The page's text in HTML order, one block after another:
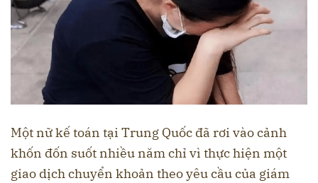
Một nữ kế toán tại Trung Quốc đã rơi vào cảnh
khốn đốn suốt nhiều năm chỉ vì thực hiện một
giao dịch chuyển khoản theo yêu cầu của giám